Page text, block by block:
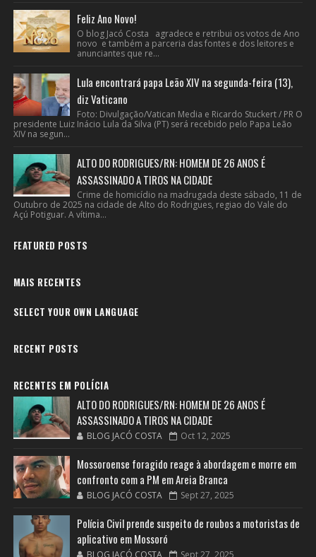
Feliz Ano Novo!
O blog Jacó Costa agradece e retribui os votos de Ano
novo e também a parceria das fontes e dos leitores e
anunciantes que re...
Lula encontrará papa Leão XIV na segunda-feira (13),
diz Vaticano
Foto: Divulgação/Vatican Media e Ricardo Stuckert / PR O
presidente Luiz Inácio Lula da Silva (PT) será recebido pelo Papa Leão
XIV na segun...
ALTO DO RODRIGUES/RN: HOMEM DE 26 ANOS É
ASSASSINADO A TIROS NA CIDADE
Crime de homicídio na madrugada deste sábado, 11 de
Outubro de 2025 na cidade de Alto do Rodrigues, regiao do Vale do
Açú Potiguar. A vítima...
FEATURED POSTS
MAIS RECENTES
SELECT YOUR OWN LANGUAGE
RECENT POSTS
RECENTES EM POLÍCIA
ALTO DO RODRIGUES/RN: HOMEM DE 26 ANOS É
ASSASSINADO A TIROS NA CIDADE
BLOG JACÓ COSTA Oct 12, 2025
Mossoroense foragido reage à abordagem e morre em
confronto com a PM em Areia Branca
BLOG JACÓ COSTA Sept 27, 2025
Polícia Civil prende suspeito de roubos a motoristas de
aplicativo em Mossoró
BLOG JACÓ COSTA Sept 27, 2025